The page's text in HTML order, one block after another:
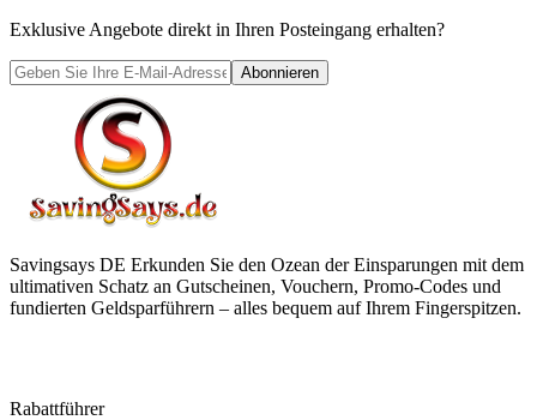
Exklusive Angebote direkt in Ihren Posteingang erhalten?
Abonnieren
Savingsays DE Erkunden Sie den Ozean der Einsparungen mit dem
ultimativen Schatz an Gutscheinen, Vouchern, Promo-Codes und
fundierten Geldsparführern – alles bequem auf Ihrem Fingerspitzen.
Rabattführer